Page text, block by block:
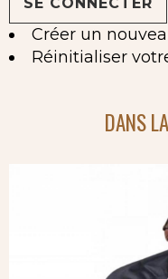
Créer un
Réinitialiser
DANS